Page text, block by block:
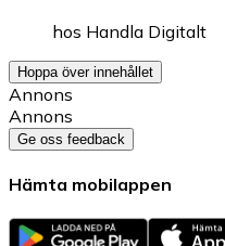
hos Handla Digitalt
Hoppa över innehållet
Annons
Annons
Ge oss feedback
Hämta mobilappen